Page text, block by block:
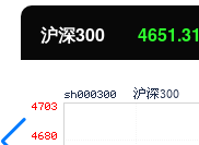
北证50 1122.88